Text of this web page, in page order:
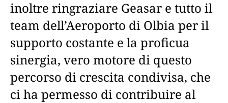
inoltre ringraziare Geasar e tutto il
team dell’Aeroporto di Olbia per il
supporto costante e la proficua
sinergia, vero motore di questo
percorso di crescita condivisa, che
ci ha permesso di contribuire al